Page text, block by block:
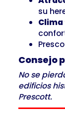
su
Consejo
No se
edificios
Prescott.